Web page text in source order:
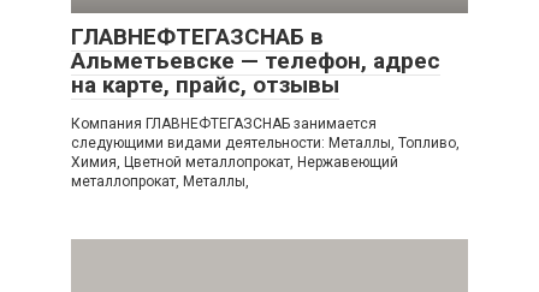
ГЛАВНЕФТЕГАЗСНАБ в
Альметьевске — телефон, адрес
на карте, прайс, отзывы
Компания ГЛАВНЕФТЕГАЗСНАБ занимается
следующими видами деятельности: Металлы, Топливо,
Химия, Цветной металлопрокат, Нержавеющий
металлопрокат, Металлы,